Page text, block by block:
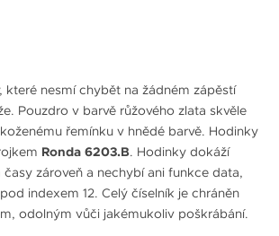
které nesmí chybět na žádném zápěstí
Pouzdro v barvě růžového zlata skvěle
řemínku v hnědé barvě. Hodinky
Ronda 6203.B. Hodinky dokáží
zároveň a nechybí ani funkce data,
indexem 12. Celý číselník je chráněn
odolným vůči jakémukoliv poškrábání.